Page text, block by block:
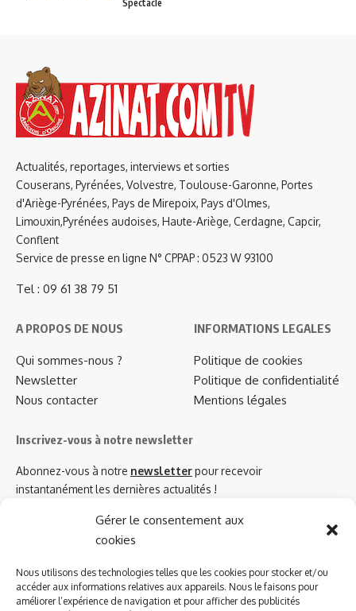
Gérer le consentement aux
cookies
Nous utilisons des technologies telles que les cookies pour stocker et/ou
accéder aux informations relatives aux appareils. Nous le faisons pour
améliorer l’expérience de navigation et pour afficher des publicités
Spectacle
Actualités, reportages, interviews et sorties
Couserans, Pyrénées, Volvestre, Toulouse-Garonne, Portes
d'Ariège-Pyrénées, Pays de Mirepoix, Pays d'Olmes,
Limouxin,Pyrénées audoises, Haute-Ariège, Cerdagne, Capcir,
Conflent
Service de presse en ligne N° CPPAP : 0523 W 93100
Tel : 09 61 38 79 51
A PROPOS DE NOUS
Qui sommes-nous ?
Newsletter
Nous contacter
INFORMATIONS LEGALES
Politique de cookies
Politique de confidentialité
Mentions légales
Inscrivez-vous à notre newsletter
Abonnez-vous à notre newsletterpour recevoir
instantanément les dernières actualités !
Azinat.com TV soutient